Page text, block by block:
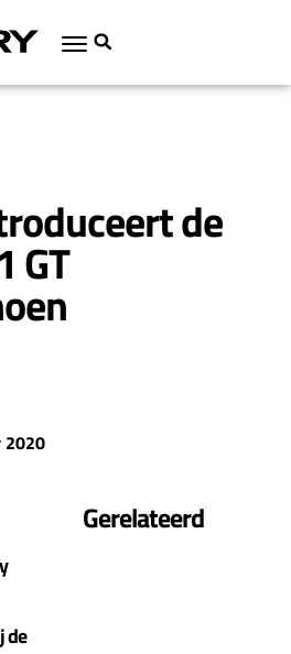
de
GT
2020
de
Gerelateerd